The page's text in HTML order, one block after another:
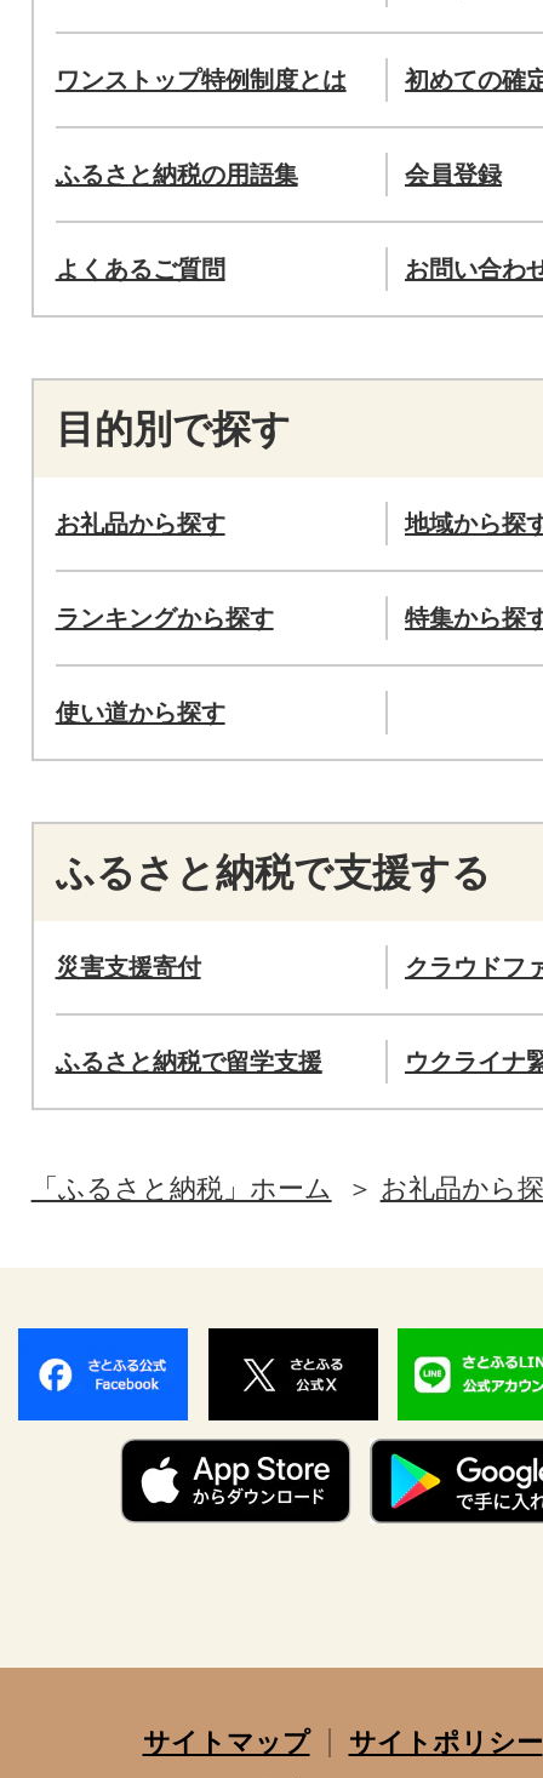
ワンストップ特例制度とは 初めての確
ふるさと納税の用語集 会員登録
よくあるご質問 お問い合わ
目的別で探す
お礼品から探す 地域から探
ランキングから探す 特集から探
使い道から探す
ふるさと納税で支援する
災害支援寄付 クラウドフ
ふるさと納税で留学支援 ウクライナ
「ふるさと納税」ホーム お礼品から
サイトマップ
サイトポリシー